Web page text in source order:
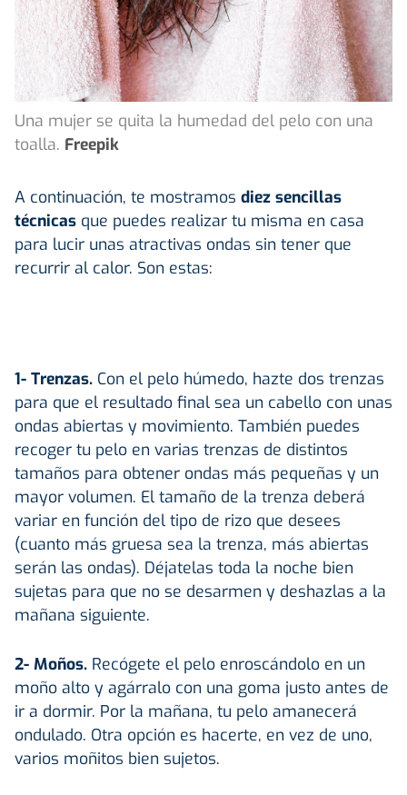
Una mujer se quita la humedad del pelo con una
toalla. Freepik
A continuación, te mostramos diez sencillas
técnicas que puedes realizar tu misma en casa
para lucir unas atractivas ondas sin tener que
recurrir al calor. Son estas:
1- Trenzas. Con el pelo húmedo, hazte dos trenzas
para que el resultado final sea un cabello con unas
ondas abiertas y movimiento. También puedes
recoger tu pelo en varias trenzas de distintos
tamaños para obtener ondas más pequeñas y un
mayor volumen. El tamaño de la trenza deberá
variar en función del tipo de rizo que desees
(cuanto más gruesa sea la trenza, más abiertas
serán las ondas). Déjatelas toda la noche bien
sujetas para que no se desarmen y deshazlas a la
mañana siguiente.
2- Moños. Recógete el pelo enroscándolo en un
moño alto y agárralo con una goma justo antes de
ir a dormir. Por la mañana, tu pelo amanecerá
ondulado. Otra opción es hacerte, en vez de uno,
varios moñitos bien sujetos.